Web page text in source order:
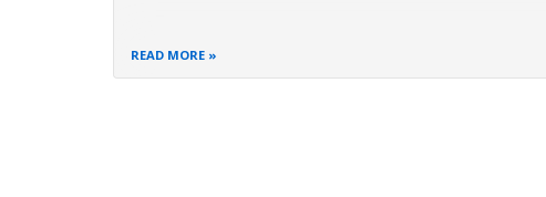
READ MORE